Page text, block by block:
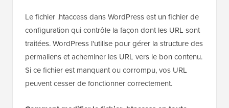
Le fichier .htaccess dans WordPress est un fichier de
configuration qui contrôle la façon dont les URL sont
traitées. WordPress l'utilise pour gérer la structure des
permaliens et acheminer les URL vers le bon contenu.
Si ce fichier est manquant ou corrompu, vos URL
peuvent cesser de fonctionner correctement.